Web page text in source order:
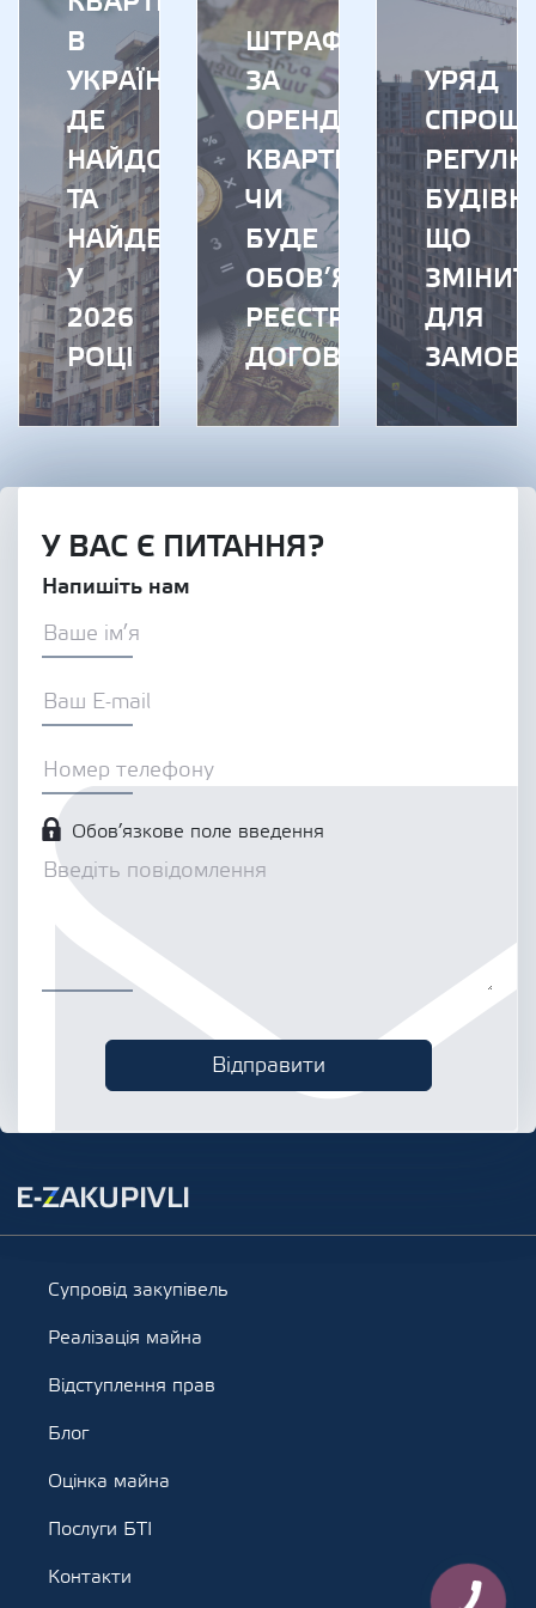
В
УКРАЇНІ:
ДЕ
НАЙДОРОЖЧЕ
ТА
НАЙДЕШЕВШЕ
У
2026
РОЦІ
ШТРАФИ
ЗА
ОРЕНДУ
КВАРТИР:
ЧИ
БУДЕ
ОБОВ’ЯЗКОВА
РЕЄСТРАЦІЯ
ДОГОВОРІВ
УРЯД
ЩО
ДЛЯ
У ВАС Є ПИТАННЯ?
Напишіть нам
Обов’язкове поле введення
Супровід закупівель
Реалізація майна
Відступлення прав
Блог
Оцінка майна
Послуги БТІ
Контакти